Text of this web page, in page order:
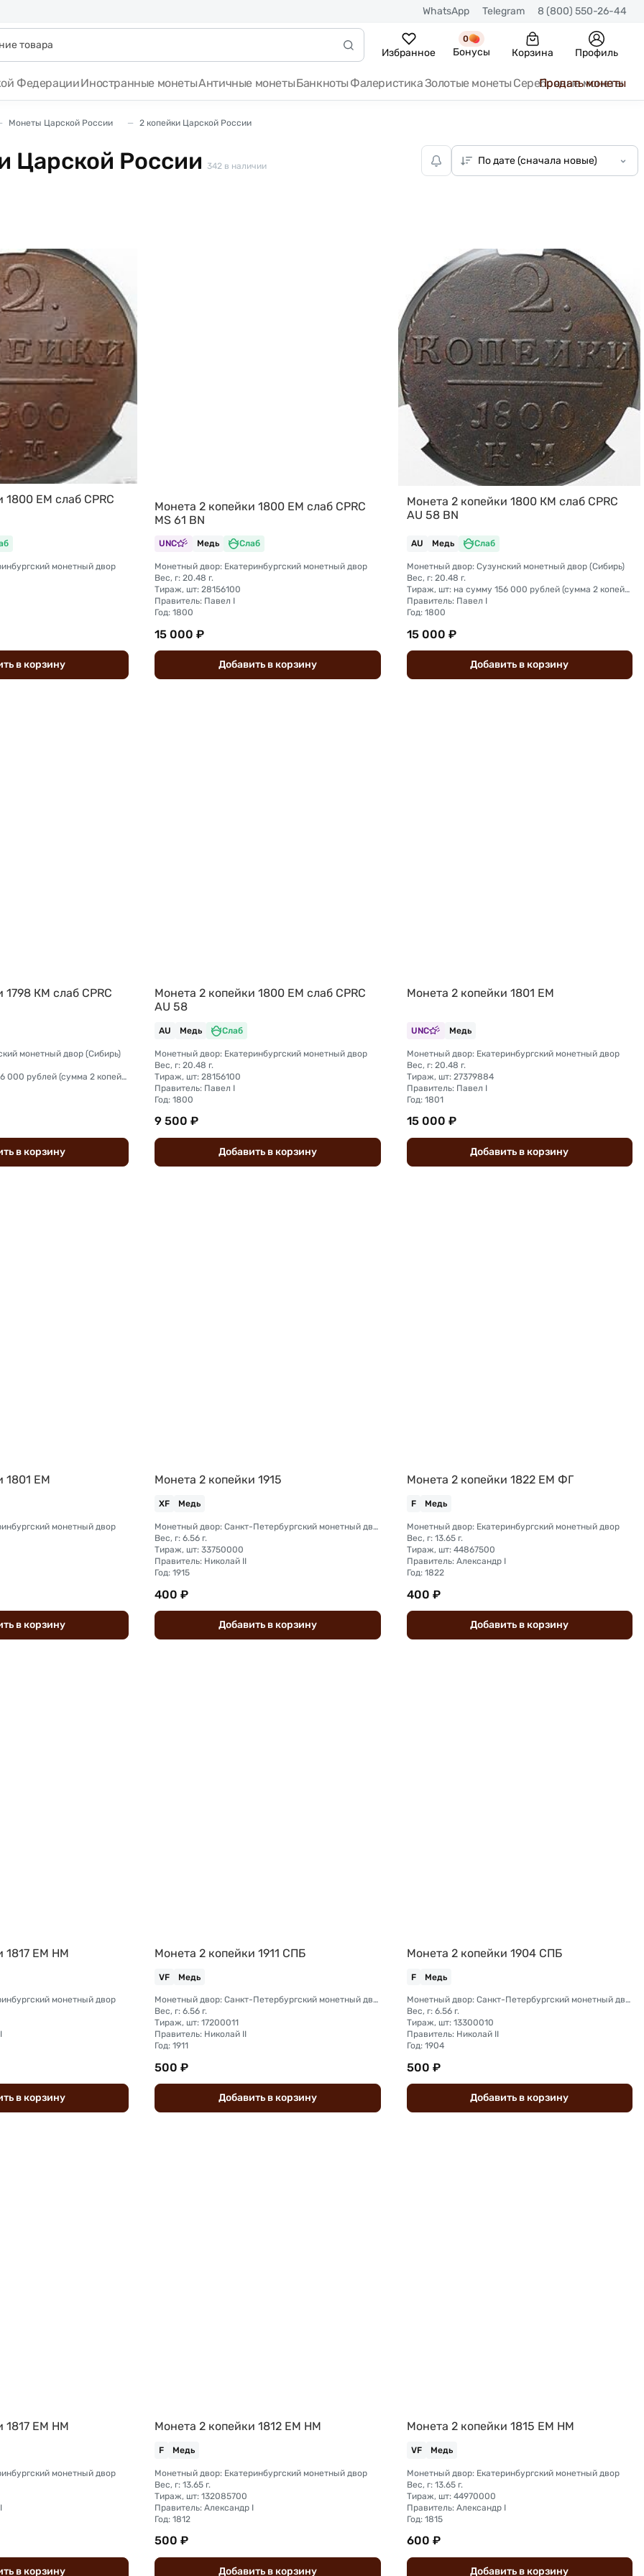
WhatsApp Telegram 8 (800) 550-26-44
Избранное
0
Бонусы Корзина Профиль
ФедерацииИностранные монетыАнтичные монетыБанкноты ФалеристикаЗолотые монеты Серебряные монеты
Продать монеты
Монеты Царской России 2 копейки Царской России
Царской России 342 в наличии
1800 ЕМ слаб CPRC
монетный двор
вкорзину
Монета 2 копейки 1800 ЕМ слаб CPRC
MS 61 BN
UNC Медь Слаб
Монетный двор: Екатеринбургский монетный двор
Вес, г: 20.48 г.
Тираж, шт: 28156100
Правитель: Павел I
Год: 1800
15 000 ₽
Добавить вкорзину
Монета 2 копейки 1800 КМ слаб CPRC
AU 58 BN
AU Медь Слаб
Монетный двор: Сузунский монетный двор (Сибирь)
Вес, г: 20.48 г.
Тираж, шт: на сумму 156 000 рублей (сумма 2 копейки + 1 копейка + деньга + полушка).
Правитель: Павел I
Год: 1800
15 000 ₽
Добавить в корзину
КМ слаб CPRC
монетный двор (Сибирь)
Тираж, шт: на сумму 186 000 рублей (сумма 2 копейки + 1 копейка + деньга + полушка).
вкорзину
Монета 2 копейки 1800 ЕМ слаб CPRC
AU 58
AU Медь Слаб
Монетный двор: Екатеринбургский монетный двор
Вес, г: 20.48 г.
Тираж, шт: 28156100
Правитель: Павел I
Год: 1800
9 500 ₽
Добавить вкорзину
Монета 2 копейки 1801 ЕМ
UNC Медь
Монетный двор: Екатеринбургский монетный двор
Вес, г: 20.48 г.
Тираж, шт: 27379884
Правитель: Павел I
Год: 1801
15 000 ₽
Добавить в корзину
1801 ЕМ
монетный двор
вкорзину
Монета 2 копейки 1915
XF Медь
Монетный двор: Санкт-Петербургский монетный двор
Вес, г: 6.56 г.
Тираж, шт: 33750000
Правитель: Николай II
Год: 1915
400 ₽
Добавить вкорзину
Монета 2 копейки 1822 ЕМ ФГ
F Медь
Монетный двор: Екатеринбургский монетный двор
Вес, г: 13.65 г.
Тираж, шт: 44867500
Правитель: Александр I
Год: 1822
400 ₽
Добавить в корзину
1817 ЕМ НМ
монетный двор
вкорзину
Монета 2 копейки 1911 СПБ
VF Медь
Монетный двор: Санкт-Петербургский монетный двор
Вес, г: 6.56 г.
Тираж, шт: 17200011
Правитель: Николай II
Год: 1911
500 ₽
Добавить вкорзину
Монета 2 копейки 1904 СПБ
F Медь
Монетный двор: Санкт-Петербургский монетный двор
Вес, г: 6.56 г.
Тираж, шт: 13300010
Правитель: Николай II
Год: 1904
500 ₽
Добавить в корзину
1817 ЕМ НМ
монетный двор
вкорзину
Монета 2 копейки 1812 ЕМ НМ
F Медь
Монетный двор: Екатеринбургский монетный двор
Вес, г: 13.65 г.
Тираж, шт: 132085700
Правитель: Александр I
Год: 1812
500 ₽
Добавить вкорзину
Монета 2 копейки 1815 ЕМ НМ
VF Медь
Монетный двор: Екатеринбургский монетный двор
Вес, г: 13.65 г.
Тираж, шт: 44970000
Правитель: Александр I
Год: 1815
600 ₽
Добавить в корзину